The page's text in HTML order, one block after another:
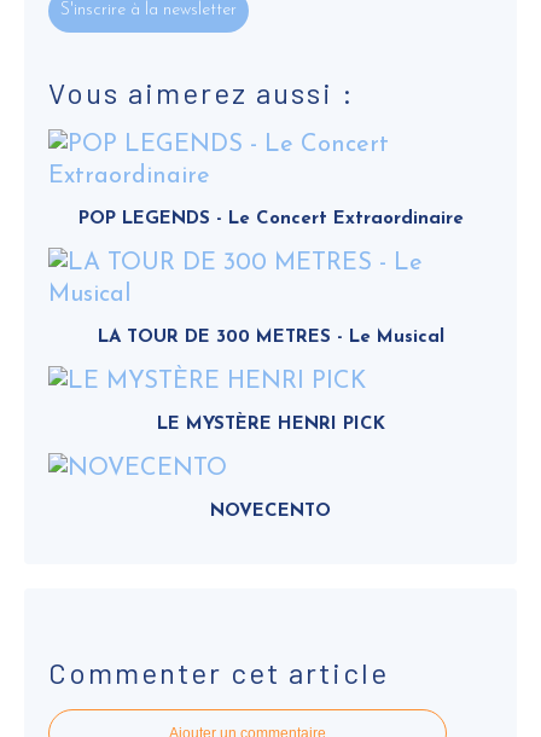
S'inscrire à la newsletter
Vous aimerez aussi :
POP LEGENDS - Le Concert Extraordinaire
LA TOUR DE 300 METRES - Le Musical
LE MYSTÈRE HENRI PICK
NOVECENTO
Commenter cet article
Ajouter un commentaire